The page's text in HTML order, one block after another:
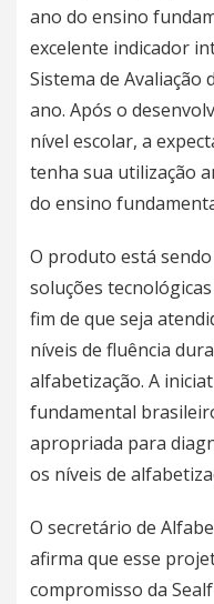
ano do ensino
excelente indicador
Sistema de Avaliação
ano. Após o
nível escolar, a
tenha sua utilização
do ensino
O produto está
soluções
fim de que seja
níveis de fluência
alfabetização. A
fundamental
apropriada para
os níveis de
O secretário de
afirma que esse
compromisso da